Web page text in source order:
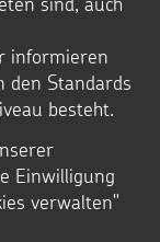
informieren
den Standards
besteht.
Einwilligung
verwalten"